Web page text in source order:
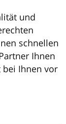
und
schnellen
Ihnen
Ihnen vor